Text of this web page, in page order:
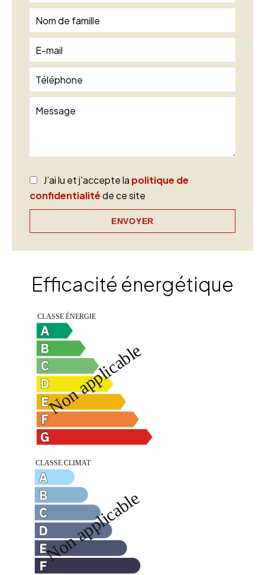
J’ai lu et j'accepte la politique de
confidentialitéde ce site
ENVOYER
Efficacité énergétique